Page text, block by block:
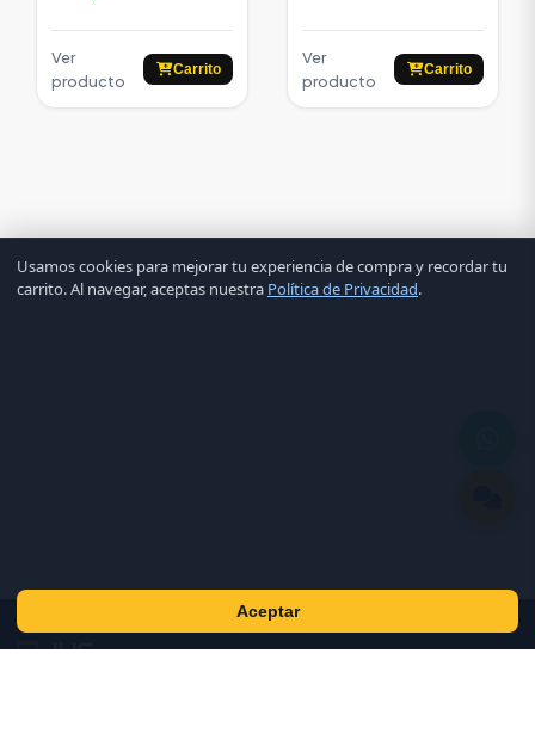
Ver
producto
Carrito
Ver
producto
Carrito
Usamos cookies para mejorar tu experiencia de compra y recordar tu
carrito. Al navegar, aceptas nuestra Política de Privacidad.
Aceptar